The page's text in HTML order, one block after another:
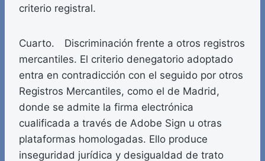
criterio registral.
Cuarto. Discriminación frente a otros registros
mercantiles. El criterio denegatorio adoptado
entra en contradicción con el seguido por otros
Registros Mercantiles, como el de Madrid,
donde se admite la firma electrónica
cualificada a través de Adobe Sign u otras
plataformas homologadas. Ello produce
inseguridad jurídica y desigualdad de trato